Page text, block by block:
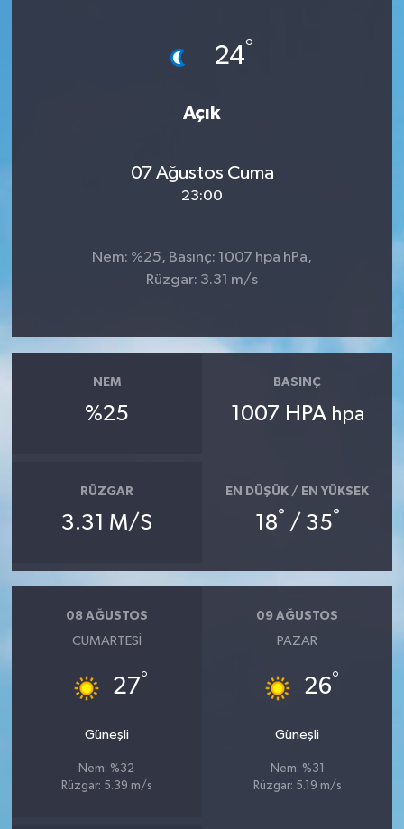
24°
Açık
07 Ağustos Cuma
23:00
Nem: %25, Basınç: 1007 hpa hPa,
Rüzgar: 3.31 m/s
NEM
%25
BASINÇ
1007 HPA hpa
RÜZGAR
3.31 M/S
EN DÜŞÜK / EN YÜKSEK
18° / 35°
08 AĞUSTOS
CUMARTESI
27°
Güneşli
Nem: %32
Rüzgar: 5.39 m/s
09 AĞUSTOS
PAZAR
26°
Güneşli
Nem: %31
Rüzgar: 5.19 m/s
Sağlık
Sosyal medya
Televizyon
Yaşam